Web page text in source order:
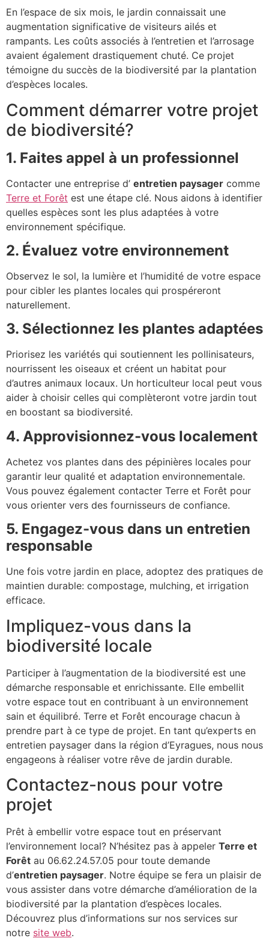
En l’espace de six mois, le jardin connaissait une
augmentation significative de visiteurs ailés et
rampants. Les coûts associés à l’entretien et l’arrosage
avaient également drastiquement chuté. Ce projet
témoigne du succès de la biodiversité par la plantation
d’espèces locales.
Comment démarrer votre projet
de biodiversité?
1. Faites appel à un professionnel
Contacter une entreprise d’ entretien paysager comme
Terre et Forêt est une étape clé. Nous aidons à identifier
quelles espèces sont les plus adaptées à votre
environnement spécifique.
2. Évaluez votre environnement
Observez le sol, la lumière et l’humidité de votre espace
pour cibler les plantes locales qui prospéreront
naturellement.
3. Sélectionnez les plantes adaptées
Priorisez les variétés qui soutiennent les pollinisateurs,
nourrissent les oiseaux et créent un habitat pour
d’autres animaux locaux. Un horticulteur local peut vous
aider à choisir celles qui complèteront votre jardin tout
en boostant sa biodiversité.
4. Approvisionnez-vous localement
Achetez vos plantes dans des pépinières locales pour
garantir leur qualité et adaptation environnementale.
Vous pouvez également contacter Terre et Forêt pour
vous orienter vers des fournisseurs de confiance.
5. Engagez-vous dans un entretien
responsable
Une fois votre jardin en place, adoptez des pratiques de
maintien durable: compostage, mulching, et irrigation
efficace.
Impliquez-vous dans la
biodiversité locale
Participer à l’augmentation de la biodiversité est une
démarche responsable et enrichissante. Elle embellit
votre espace tout en contribuant à un environnement
sain et équilibré. Terre et Forêt encourage chacun à
prendre part à ce type de projet. En tant qu’experts en
entretien paysager dans la région d’Eyragues, nous nous
engageons à réaliser votre rêve de jardin durable.
Contactez-nous pour votre
projet
Prêt à embellir votre espace tout en préservant
l’environnement local? N’hésitez pas à appeler Terre et
Forêt au 06.62.24.57.05 pour toute demande
d’entretien paysager. Notre équipe se fera un plaisir de
vous assister dans votre démarche d’amélioration de la
biodiversité par la plantation d’espèces locales.
Découvrez plus d’informations sur nos services sur
notre site web.